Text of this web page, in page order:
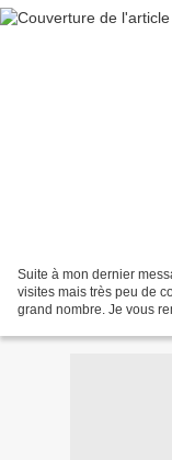
Suite à mon dernier
visites mais très peu de
grand nombre. Je vous